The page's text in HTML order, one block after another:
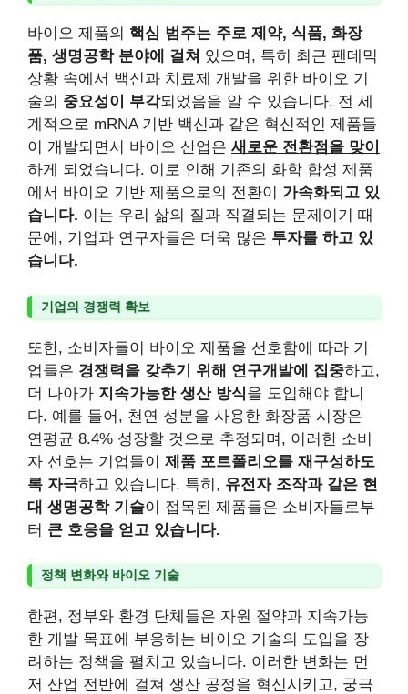
바이오 제품의 핵심 범주는 주로 제약, 식품, 화장
품, 생명공학 분야에 걸쳐 있으며, 특히 최근 팬데믹
상황 속에서 백신과 치료제 개발을 위한 바이오 기
술의 중요성이 부각되었음을 알 수 있습니다. 전 세
계적으로 mRNA 기반 백신과 같은 혁신적인 제품들
이 개발되면서 바이오 산업은 새로운 전환점을 맞이
하게 되었습니다. 이로 인해 기존의 화학 합성 제품
에서 바이오 기반 제품으로의 전환이 가속화되고 있
습니다. 이는 우리 삶의 질과 직결되는 문제이기 때
문에, 기업과 연구자들은 더욱 많은 투자를 하고 있
습니다.
기업의 경쟁력 확보
또한, 소비자들이 바이오 제품을 선호함에 따라 기
업들은 경쟁력을 갖추기 위해 연구개발에 집중하고,
더 나아가 지속가능한 생산 방식을 도입해야 합니
다. 예를 들어, 천연 성분을 사용한 화장품 시장은
연평균 8.4% 성장할 것으로 추정되며, 이러한 소비
자 선호는 기업들이 제품 포트폴리오를 재구성하도
록 자극하고 있습니다. 특히, 유전자 조작과 같은 현
대 생명공학 기술이 접목된 제품들은 소비자들로부
터 큰 호응을 얻고 있습니다.
정책 변화와 바이오 기술
한편, 정부와 환경 단체들은 자원 절약과 지속가능
한 개발 목표에 부응하는 바이오 기술의 도입을 장
려하는 정책을 펼치고 있습니다. 이러한 변화는 먼
저 산업 전반에 걸쳐 생산 공정을 혁신시키고, 궁극